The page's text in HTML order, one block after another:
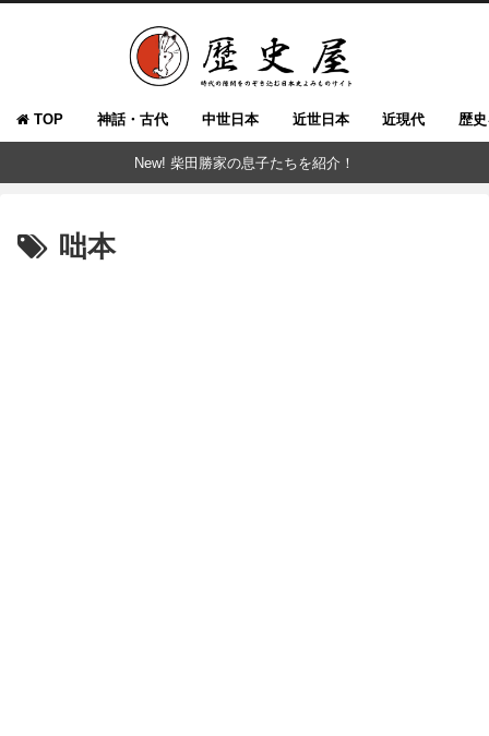
TOP 神話・古代 中世日本 近世日本 近現代 歴
New! 柴田勝家の息子たちを紹介！
咄本